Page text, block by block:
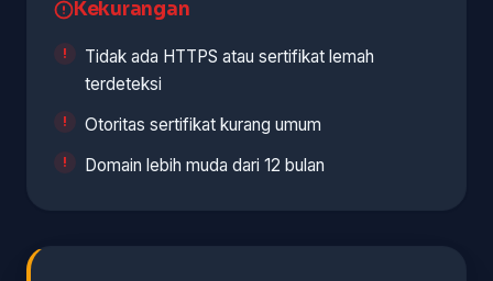
Kekurangan
Tidak ada HTTPS atau sertifikat lemah
terdeteksi
Otoritas sertifikat kurang umum
Domain lebih muda dari 12 bulan